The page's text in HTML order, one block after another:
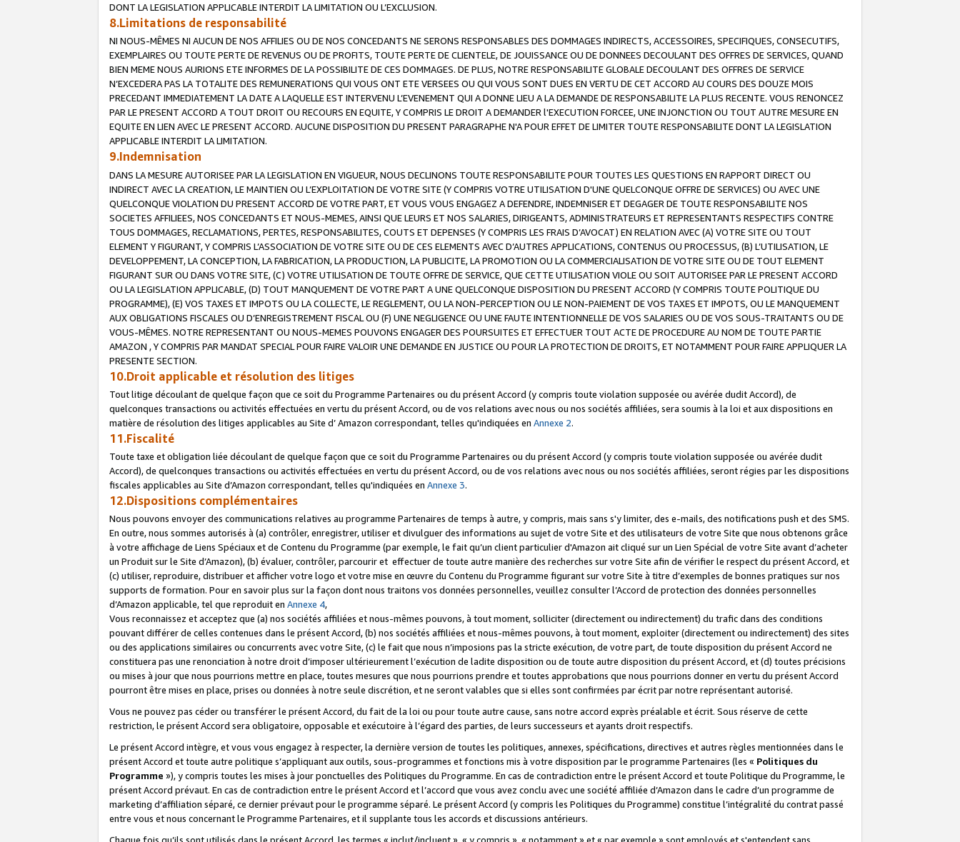
DONT LA LEGISLATION APPLICABLE INTERDIT LA LIMITATION OU L’EXCLUSION.
8.Limitations de responsabilité
NI NOUS-MÊMES NI AUCUN DE NOS AFFILIES OU DE NOS CONCEDANTS NE SERONS RESPONSABLES DES DOMMAGES INDIRECTS, ACCESSOIRES, SPECIFIQUES, CONSECUTIFS,
EXEMPLAIRES OU TOUTE PERTE DE REVENUS OU DE PROFITS, TOUTE PERTE DE CLIENTELE, DE JOUISSANCE OU DE DONNEES DECOULANT DES OFFRES DE SERVICES, QUAND
BIEN MEME NOUS AURIONS ETE INFORMES DE LA POSSIBILITE DE CES DOMMAGES. DE PLUS, NOTRE RESPONSABILITE GLOBALE DECOULANT DES OFFRES DE SERVICE
N’EXCEDERA PAS LA TOTALITE DES REMUNERATIONS QUI VOUS ONT ETE VERSEES OU QUI VOUS SONT DUES EN VERTU DE CET ACCORD AU COURS DES DOUZE MOIS
PRECEDANT IMMEDIATEMENT LA DATE A LAQUELLE EST INTERVENU L’EVENEMENT QUI A DONNE LIEU A LA DEMANDE DE RESPONSABILITE LA PLUS RECENTE. VOUS RENONCEZ
PAR LE PRESENT ACCORD A TOUT DROIT OU RECOURS EN EQUITE, Y COMPRIS LE DROIT A DEMANDER l'EXECUTION FORCEE, UNE INJONCTION OU TOUT AUTRE MESURE EN
EQUITE EN LIEN AVEC LE PRESENT ACCORD. AUCUNE DISPOSITION DU PRESENT PARAGRAPHE N'A POUR EFFET DE LIMITER TOUTE RESPONSABILITE DONT LA LEGISLATION
APPLICABLE INTERDIT LA LIMITATION.
9.Indemnisation
DANS LA MESURE AUTORISEE PAR LA LEGISLATION EN VIGUEUR, NOUS DECLINONS TOUTE RESPONSABILITE POUR TOUTES LES QUESTIONS EN RAPPORT DIRECT OU
INDIRECT AVEC LA CREATION, LE MAINTIEN OU L’EXPLOITATION DE VOTRE SITE (Y COMPRIS VOTRE UTILISATION D'UNE QUELCONQUE OFFRE DE SERVICES) OU AVEC UNE
QUELCONQUE VIOLATION DU PRESENT ACCORD DE VOTRE PART, ET VOUS VOUS ENGAGEZ A DEFENDRE, INDEMNISER ET DEGAGER DE TOUTE RESPONSABILITE NOS
SOCIETES AFFILIEES, NOS CONCEDANTS ET NOUS-MEMES, AINSI QUE LEURS ET NOS SALARIES, DIRIGEANTS, ADMINISTRATEURS ET REPRESENTANTS RESPECTIFS CONTRE
TOUS DOMMAGES, RECLAMATIONS, PERTES, RESPONSABILITES, COUTS ET DEPENSES (Y COMPRIS LES FRAIS D’AVOCAT) EN RELATION AVEC (A) VOTRE SITE OU TOUT
ELEMENT Y FIGURANT, Y COMPRIS L’ASSOCIATION DE VOTRE SITE OU DE CES ELEMENTS AVEC D’AUTRES APPLICATIONS, CONTENUS OU PROCESSUS, (B) L’UTILISATION, LE
DEVELOPPEMENT, LA CONCEPTION, LA FABRICATION, LA PRODUCTION, LA PUBLICITE, LA PROMOTION OU LA COMMERCIALISATION DE VOTRE SITE OU DE TOUT ELEMENT
FIGURANT SUR OU DANS VOTRE SITE, (C) VOTRE UTILISATION DE TOUTE OFFRE DE SERVICE, QUE CETTE UTILISATION VIOLE OU SOIT AUTORISEE PAR LE PRESENT ACCORD
OU LA LEGISLATION APPLICABLE, (D) TOUT MANQUEMENT DE VOTRE PART A UNE QUELCONQUE DISPOSITION DU PRESENT ACCORD (Y COMPRIS TOUTE POLITIQUE DU
PROGRAMME), (E) VOS TAXES ET IMPOTS OU LA COLLECTE, LE REGLEMENT, OU LA NON-PERCEPTION OU LE NON-PAIEMENT DE VOS TAXES ET IMPOTS, OU LE MANQUEMENT
AUX OBLIGATIONS FISCALES OU D’ENREGISTREMENT FISCAL OU (F) UNE NEGLIGENCE OU UNE FAUTE INTENTIONNELLE DE VOS SALARIES OU DE VOS SOUS-TRAITANTS OU DE
VOUS-MÊMES. NOTRE REPRESENTANT OU NOUS-MEMES POUVONS ENGAGER DES POURSUITES ET EFFECTUER TOUT ACTE DE PROCEDURE AU NOM DE TOUTE PARTIE
AMAZON , Y COMPRIS PAR MANDAT SPECIAL POUR FAIRE VALOIR UNE DEMANDE EN JUSTICE OU POUR LA PROTECTION DE DROITS, ET NOTAMMENT POUR FAIRE APPLIQUER LA
PRESENTE SECTION.
10.Droit applicable et résolution des litiges
Tout litige découlant de quelque façon que ce soit du Programme Partenaires ou du présent Accord (y compris toute violation supposée ou avérée dudit Accord), de
quelconques transactions ou activités effectuées en vertu du présent Accord, ou de vos relations avec nous ou nos sociétés affiliées, sera soumis à la loi et aux dispositions en
matière de résolution des litiges applicables au Site d’ Amazon correspondant, telles qu'indiquées en Annexe 2.
11.Fiscalité
Toute taxe et obligation liée découlant de quelque façon que ce soit du Programme Partenaires ou du présent Accord (y compris toute violation supposée ou avérée dudit
Accord), de quelconques transactions ou activités effectuées en vertu du présent Accord, ou de vos relations avec nous ou nos sociétés affiliées, seront régies par les dispositions
fiscales applicables au Site d’Amazon correspondant, telles qu'indiquées en Annexe 3.
12.Dispositions complémentaires
Nous pouvons envoyer des communications relatives au programme Partenaires de temps à autre, y compris, mais sans s'y limiter, des e-mails, des notifications push et des SMS.
En outre, nous sommes autorisés à (a) contrôler, enregistrer, utiliser et divulguer des informations au sujet de votre Site et des utilisateurs de votre Site que nous obtenons grâce
à votre affichage de Liens Spéciaux et de Contenu du Programme (par exemple, le fait qu’un client particulier d'Amazon ait cliqué sur un Lien Spécial de votre Site avant d’acheter
un Produit sur le Site d’Amazon), (b) évaluer, contrôler, parcourir et effectuer de toute autre manière des recherches sur votre Site afin de vérifier le respect du présent Accord, et
(c) utiliser, reproduire, distribuer et afficher votre logo et votre mise en œuvre du Contenu du Programme figurant sur votre Site à titre d’exemples de bonnes pratiques sur nos
supports de formation. Pour en savoir plus sur la façon dont nous traitons vos données personnelles, veuillez consulter l’Accord de protection des données personnelles
d’Amazon applicable, tel que reproduit en Annexe 4,
Vous reconnaissez et acceptez que (a) nos sociétés affiliées et nous-mêmes pouvons, à tout moment, solliciter (directement ou indirectement) du trafic dans des conditions
pouvant différer de celles contenues dans le présent Accord, (b) nos sociétés affiliées et nous-mêmes pouvons, à tout moment, exploiter (directement ou indirectement) des sites
ou des applications similaires ou concurrents avec votre Site, (c) le fait que nous n’imposions pas la stricte exécution, de votre part, de toute disposition du présent Accord ne
constituera pas une renonciation à notre droit d’imposer ultérieurement l’exécution de ladite disposition ou de toute autre disposition du présent Accord, et (d) toutes précisions
ou mises à jour que nous pourrions mettre en place, toutes mesures que nous pourrions prendre et toutes approbations que nous pourrions donner en vertu du présent Accord
pourront être mises en place, prises ou données à notre seule discrétion, et ne seront valables que si elles sont confirmées par écrit par notre représentant autorisé.
Vous ne pouvez pas céder ou transférer le présent Accord, du fait de la loi ou pour toute autre cause, sans notre accord exprès préalable et écrit. Sous réserve de cette
restriction, le présent Accord sera obligatoire, opposable et exécutoire à l’égard des parties, de leurs successeurs et ayants droit respectifs.
Le présent Accord intègre, et vous vous engagez à respecter, la dernière version de toutes les politiques, annexes, spécifications, directives et autres règles mentionnées dans le
présent Accord et toute autre politique s’appliquant aux outils, sous-programmes et fonctions mis à votre disposition par le programme Partenaires (les « Politiques du
Programme »), y compris toutes les mises à jour ponctuelles des Politiques du Programme. En cas de contradiction entre le présent Accord et toute Politique du Programme, le
présent Accord prévaut. En cas de contradiction entre le présent Accord et l’accord que vous avez conclu avec une société affiliée d’Amazon dans le cadre d’un programme de
marketing d’affiliation séparé, ce dernier prévaut pour le programme séparé. Le présent Accord (y compris les Politiques du Programme) constitue l’intégralité du contrat passé
entre vous et nous concernant le Programme Partenaires, et il supplante tous les accords et discussions antérieurs.